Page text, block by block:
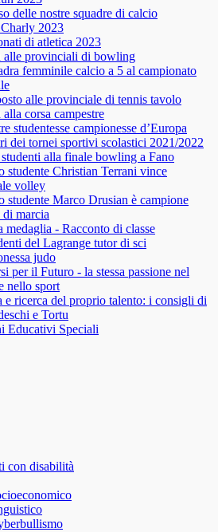
delle nostre squadre di calcio
2023
di atletica 2023
alle provinciali di bowling
femminile calcio a 5 al campionato
alle provinciale di tennis tavolo
corsa campestre
studentesse campionesse d’Europa
dei tornei sportivi scolastici 2021/2022
alla finale bowling a Fano
studente Christian Terrani vince
volley
studente Marco Drusian è campione
marcia
medaglia - Racconto di classe
del Lagrange tutor di sci
judo
per il Futuro - la stessa passione nel
nello sport
e ricerca del proprio talento: i consigli di
e Tortu
Educativi Speciali
con disabilità